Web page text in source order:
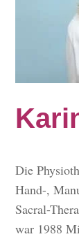
Die
Hand-,
Sacral-
war 1988